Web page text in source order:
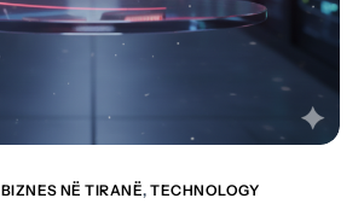
BIZNES NË TIRANË,TECHNOLOGY